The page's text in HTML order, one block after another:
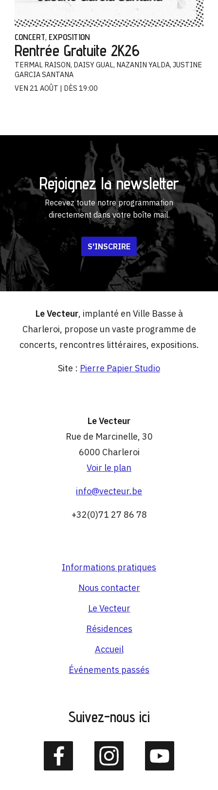
CONCERT, EXPOSITION
Rentrée Gratuite 2K26
TERMAL RAISON, DAISY GUAL, NAZANIN YALDA, JUSTINE
GARCIA SANTANA
VEN 21 AOÛT
DÈS 19:00
Rejoignez la newsletter
Recevez toute notre programmation
directement dans votre boîte mail.
S'INSCRIRE
Le Vecteur, implanté en Ville Basse à
Charleroi, propose un vaste programme de
concerts, rencontres littéraires, expositions.
Site : Pierre Papier Studio
Le Vecteur
Rue de Marcinelle, 30
6000 Charleroi
Voir le plan
info@vecteur.be
+32(0)71 27 86 78
Informations pratiques
Nous contacter
Le Vecteur
Résidences
Accueil
Événements passés
Suivez-nous ici